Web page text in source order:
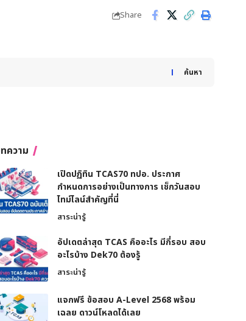
Share
ค้นหา
autocomplete results are available use up and
ความ
เปิดปฏิทิน TCAS70 ทปอ. ประกาศ
กำหนดการอย่างเป็นทางการ เช็กวันสอบ
ไทม์ไลน์สำคัญที่นี่
สาระน่ารู้
อัปเดตล่าสุด TCAS คืออะไร มีกี่รอบ สอบ
อะไรบ้าง Dek70 ต้องรู้
สาระน่ารู้
แจกฟรี ข้อสอบ A-Level 2568 พร้อม
เฉลย ดาวน์โหลดได้เลย